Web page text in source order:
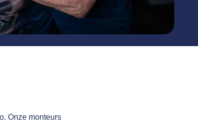
Onze monteurs